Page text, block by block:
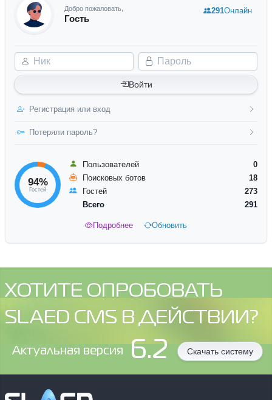
Добро пожаловать,
Гость
Ник Пароль
Войти
Регистрация или вход
Потеряли пароль?
291Онлайн
94%
Гостей
Пользователей
0
Поисковых ботов
18
Гостей
273
Всего
291
Подробнее Обновить
ХОТИТЕ ОПРОБОВАТЬ
SLAED CMS В ДЕЙСТВИИ?
Aктуальная версия 6.2 Скачать систему